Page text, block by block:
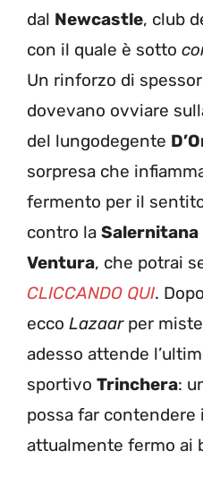
dal Newcastle, club
con il quale è sotto
Un rinforzo di
dovevano ovviare
del lungodegente
sorpresa che
fermento per il
contro la Salernitana
Ventura, che potrai
CLICCANDO QUI. Dopo
ecco Lazaarper
adesso attende
sportivo Trinchera:
possa far contendere
attualmente fermo ai